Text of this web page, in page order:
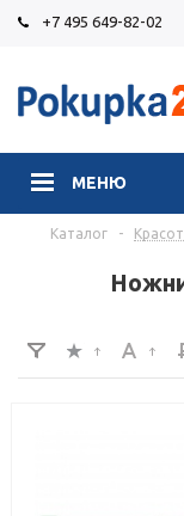
+7 495 649-82-02
МЕНЮ
Каталог -